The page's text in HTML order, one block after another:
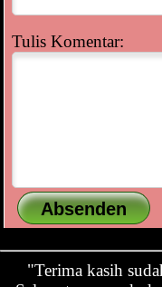
Tulis Komentar:
"Terima kasih